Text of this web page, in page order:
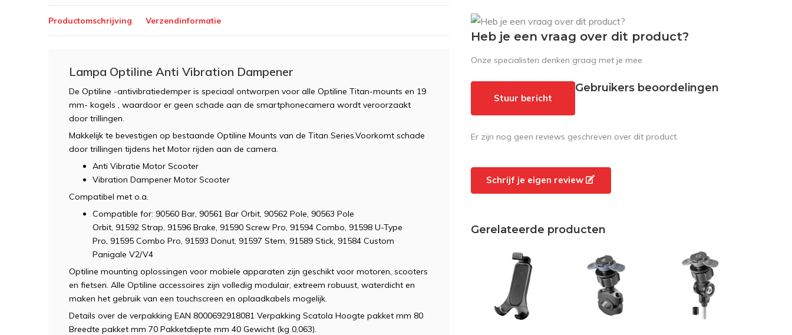
Productomschrijving Verzendinformatie
Lampa Optiline Anti Vibration Dampener
De Optiline -antivibratiedemper is speciaal ontworpen voor alle Optiline Titan-mounts en 19
mm- kogels , waardoor er geen schade aan de smartphonecamera wordt veroorzaakt
door trillingen.
Makkelijk te bevestigen op bestaande Optiline Mounts van de Titan Series.Voorkomt schade
door trillingen tijdens het Motor rijden aan de camera.
Anti Vibratie Motor Scooter
Vibration Dampener Motor Scooter
Compatibel met o.a.
Compatible for: 90560 Bar, 90561 Bar Orbit, 90562 Pole, 90563 Pole
Orbit, 91592 Strap, 91596 Brake, 91590 Screw Pro, 91594 Combo, 91598 U-Type
Pro, 91595 Combo Pro, 91593 Donut, 91597 Stem, 91589 Stick, 91584 Custom
Panigale V2/V4
Optiline mounting oplossingen voor mobiele apparaten zijn geschikt voor motoren, scooters
en fietsen. Alle Optiline accessoires zijn volledig modulair, extreem robuust, waterdicht en
maken het gebruik van een touchscreen en oplaadkabels mogelijk.
Details over de verpakking EAN 8000692918081 Verpakking Scatola Hoogte pakket mm 80
Breedte pakket mm 70 Pakketdiepte mm 40 Gewicht (kg 0,063).
Heb je een vraag over dit product?
Onze specialisten denken graag met je mee
Stuur bericht
Gebruikers beoordelingen
Er zijn nog geen reviews geschreven over dit product.
Schrijf je eigen review
Gerelateerde producten